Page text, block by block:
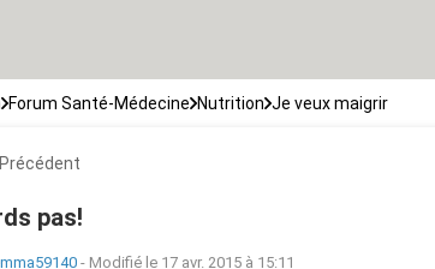
Forum Santé-Médecine Nutrition Je veux maigrir
pas!
- Modifié le 17 avr. 2015 à 15:11